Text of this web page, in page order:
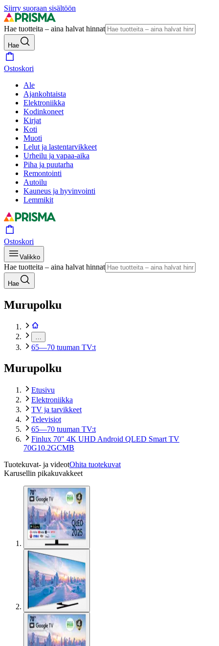
Siirry suoraan sisältöön
Hae tuotteita – aina halvat hinnat
Hae
Ostoskori
Ale
Ajankohtaista
Elektroniikka
Kodinkoneet
Kirjat
Koti
Muoti
Lelut ja lastentarvikkeet
Urheilu ja vapaa-aika
Piha ja puutarha
Remontointi
Autoilu
Kauneus ja hyvinvointi
Lemmikit
Ostoskori
Valikko
Hae tuotteita – aina halvat hinnat
Hae
Murupolku
65—70 tuuman TV:t
Murupolku
Etusivu
Elektroniikka
TV ja tarvikkeet
Televisiot
65—70 tuuman TV:t
Finlux 70" 4K UHD Android QLED Smart TV
70G10.2GCMB
Tuotekuvat- ja videotOhita tuotekuvat
Karusellin pikakuvakkeet